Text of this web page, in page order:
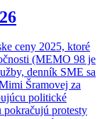
ceny 2025, ktoré
(MEMO 98 je
denník SME sa
Šramovej za
politické
pokračujú protesty